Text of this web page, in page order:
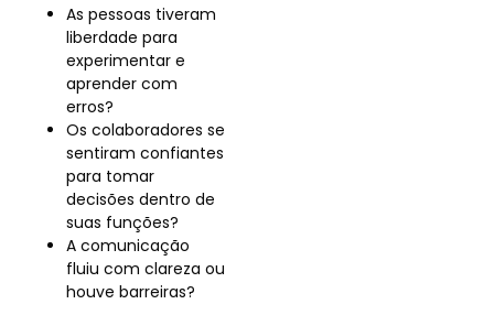
As pessoas tiveram
liberdade para
experimentar e
aprender com
erros?
Os colaboradores se
sentiram confiantes
para tomar
decisões dentro de
suas funções?
A comunicação
fluiu com clareza ou
houve barreiras?